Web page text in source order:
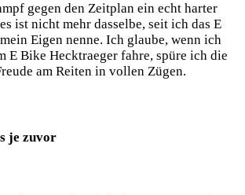
gegen den Zeitplan ein echt harter
ist nicht mehr dasselbe, seit ich das E
Eigen nenne. Ich glaube, wenn ich
E Bike Hecktraeger fahre, spüre ich die
am Reiten in vollen Zügen.
je zuvor